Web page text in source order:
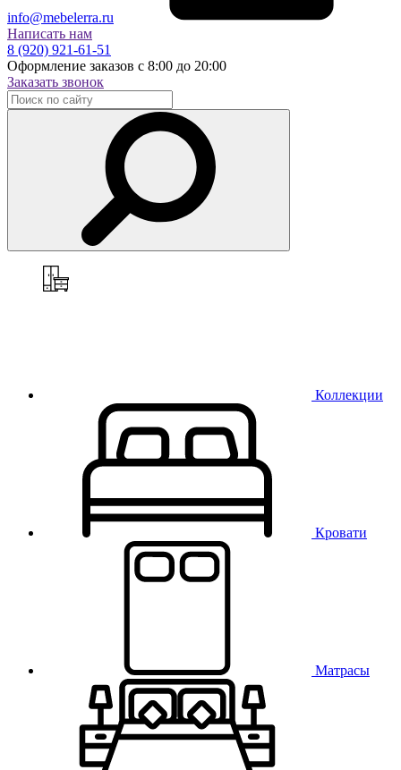
info@mebelerra.ru
Написать нам
8 (920) 921-61-51
Оформление заказов с 8:00 до 20:00
Заказать звонок
Коллекции
Кровати
Матрасы